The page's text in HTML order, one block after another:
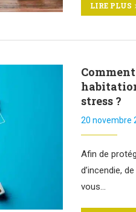
LIRE PLUS
stress ?
20 novembre
Afin de
d’incendie,
vous…